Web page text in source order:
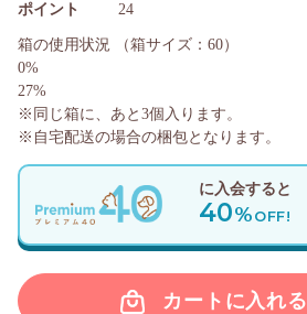
ポイント 24
カートに入れる
に入会すると
40%OFF!
箱の使用状況
（箱サイズ：60）
0%
27%
※同じ箱に、あと 3個入ります。
※自宅配送の場合の梱包となります。